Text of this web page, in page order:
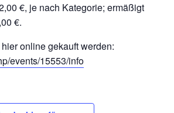
€, je nach Kategorie; ermäßigt
€.
online gekauft werden:
events/15553/info